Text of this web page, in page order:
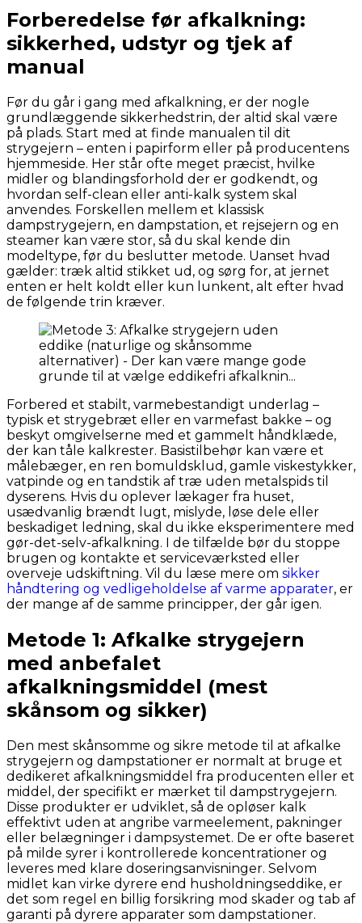
Forberedelse før afkalkning:
sikkerhed, udstyr og tjek af
manual
Før du går i gang med afkalkning, er der nogle
grundlæggende sikkerhedstrin, der altid skal være
på plads. Start med at finde manualen til dit
strygejern – enten i papirform eller på producentens
hjemmeside. Her står ofte meget præcist, hvilke
midler og blandingsforhold der er godkendt, og
hvordan self-clean eller anti-kalk system skal
anvendes. Forskellen mellem et klassisk
dampstrygejern, en dampstation, et rejsejern og en
steamer kan være stor, så du skal kende din
modeltype, før du beslutter metode. Uanset hvad
gælder: træk altid stikket ud, og sørg for, at jernet
enten er helt koldt eller kun lunkent, alt efter hvad
de følgende trin kræver.
Forbered et stabilt, varmebestandigt underlag –
typisk et strygebræt eller en varmefast bakke – og
beskyt omgivelserne med et gammelt håndklæde,
der kan tåle kalkrester. Basistilbehør kan være et
målebæger, en ren bomuldsklud, gamle viskestykker,
vatpinde og en tandstik af træ uden metalspids til
dyserens. Hvis du oplever lækager fra huset,
usædvanlig brændt lugt, mislyde, løse dele eller
beskadiget ledning, skal du ikke eksperimentere med
gør-det-selv-afkalkning. I de tilfælde bør du stoppe
brugen og kontakte et serviceværksted eller
overveje udskiftning. Vil du læse mere om sikker
håndtering og vedligeholdelse af varme apparater, er
der mange af de samme principper, der går igen.
Metode 1: Afkalke strygejern
med anbefalet
afkalkningsmiddel (mest
skånsom og sikker)
Den mest skånsomme og sikre metode til at afkalke
strygejern og dampstationer er normalt at bruge et
dedikeret afkalkningsmiddel fra producenten eller et
middel, der specifikt er mærket til dampstrygejern.
Disse produkter er udviklet, så de opløser kalk
effektivt uden at angribe varmeelement, pakninger
eller belægninger i dampsystemet. De er ofte baseret
på milde syrer i kontrollerede koncentrationer og
leveres med klare doseringsanvisninger. Selvom
midlet kan virke dyrere end husholdningseddike, er
det som regel en billig forsikring mod skader og tab af
garanti på dyrere apparater som dampstationer.